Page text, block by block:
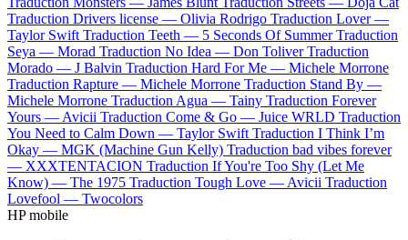
Traduction Drivers license — Olivia Rodrigo Traduction Lover —
Taylor Swift Traduction Teeth — 5 Seconds Of Summer Traduction
Seya — Morad Traduction No Idea — Don Toliver Traduction
Morado — J Balvin Traduction Hard For Me — Michele Morrone
Traduction Rapture — Michele Morrone Traduction Stand By —
Michele Morrone Traduction Agua — Tainy Traduction Forever
Yours — Avicii Traduction Come & Go — Juice WRLD Traduction
You Need to Calm Down — Taylor Swift Traduction I Think I’m
Okay — MGK (Machine Gun Kelly) Traduction bad vibes forever
— XXXTENTACION Traduction If You're Too Shy (Let Me
Know) — The 1975 Traduction Tough Love — Avicii Traduction
Lovefool — Twocolors
HP mobile